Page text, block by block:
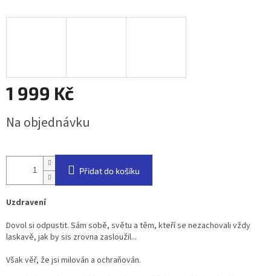
1 999 Kč
cena:
Na objednávku
Přidat do košíku
Uzdravení
Dovol si odpustit. Sám sobě, světu a těm, kteří se nezachovali vždy
laskavě, jak by sis zrovna zasloužil...
Však věř, že jsi milován a ochraňován.